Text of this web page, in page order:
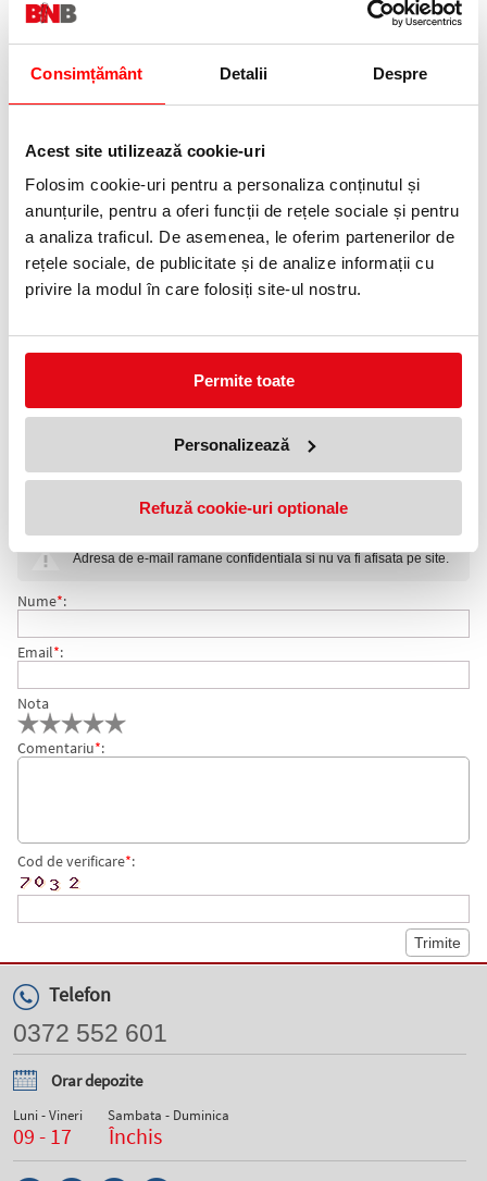
Consimțământ Detalii Despre
Acest site utilizează cookie-uri
Folosim cookie-uri pentru a personaliza conținutul și
anunțurile, pentru a oferi funcții de rețele sociale și pentru
a analiza traficul. De asemenea, le oferim partenerilor de
rețele sociale, de publicitate și de analize informații cu
privire la modul în care folosiți site-ul nostru.
Permite toate
Personalizează
Refuză cookie-uri optionale
In stoc
20 puncte de fidelitate
Bucati:
Informatii livrare
0372 552 601
Adauga in wishlist
Ambalare: 3 buc/set 100 file/culoare.
Culori neon: galben, roz si verde.
Post-it Page Markers, din hartie, in culori variate, neon, sunt
facute in carti, documente sau rapoarte.
IT® 3 BUC/SET 25 MM X 76 MM 100 FILE/BUC 3M
Adresa de e-mail ramane confidentiala si nu va fi afisata pe site.
Nume*:
Email*:
Nota
Comentariu*:
Cod de verificare*:
Telefon
0372 552 601
Orar depozite
Luni - Vineri
09 - 17
Sambata - Duminica
Închis